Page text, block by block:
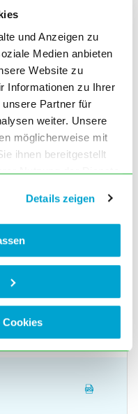
und Anzeigen zu
Medien anbieten
Website zu
Informationen zu Ihrer
Partner für
weiter. Unsere
möglicherweise mit
ihnen bereitgestellt
Nutzung der Dienste
weiterhin nutzen.
Details zeigen